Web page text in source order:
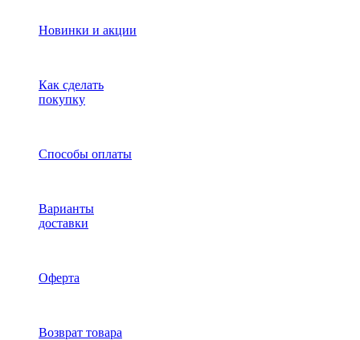
Новинки и акции
Как сделать
покупку
Способы оплаты
Варианты
доставки
Оферта
Возврат товара